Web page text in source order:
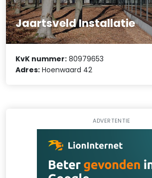
Jaartsveld Installatie
KvK nummer: 80979653
Adres: Hoenwaard 42
ADVERTENTIE